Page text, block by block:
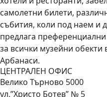
самолетни билети,
събития, коли под наем и
предлага
за всички музейни
Арбанаси.
ЦЕНТРАЛЕН ОФИС
Велико Търново 5000
ул.”Христо Ботев” № 5